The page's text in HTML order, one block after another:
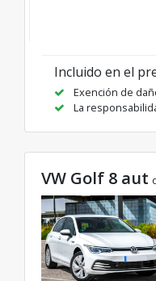
Incluido en el
Exención de
La
VW Golf 8 aut